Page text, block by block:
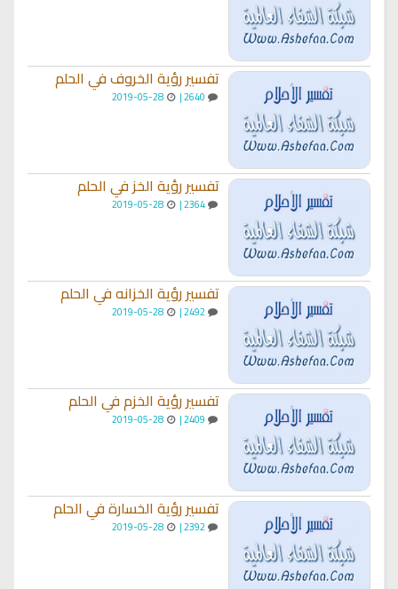
تفسير رؤية الخروف في الحلم
2019-05-28
تفسير رؤية الخز في الحلم
2364 |
2019-05-28
تفسير رؤية الخزانه في الحلم
2492 |
2019-05-28
تفسير رؤية الخزم في الحلم
2019-05-28
تفسير رؤية الخسارة في الحلم
2392 |
2019-05-28